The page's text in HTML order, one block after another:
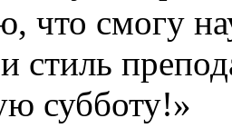
что смогу
стиль
субботу!»